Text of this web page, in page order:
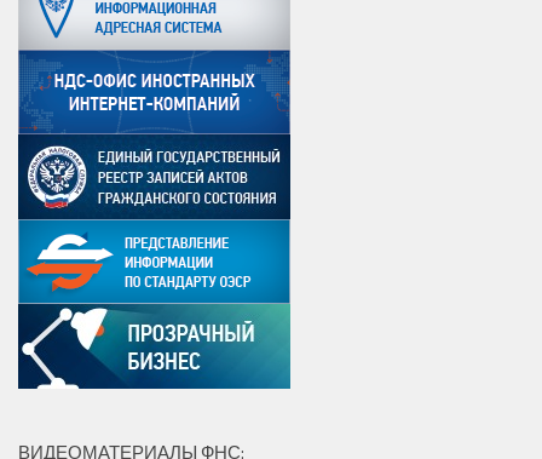
ВИДЕОМАТЕРИАЛЫ ФНС: